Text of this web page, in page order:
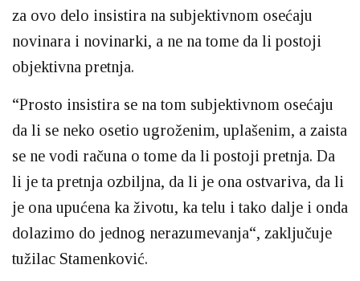
za ovo delo insistira na subjektivnom osećaju
novinara i novinarki, a ne na tome da li postoji
objektivna pretnja.
“Prosto insistira se na tom subjektivnom osećaju
da li se neko osetio ugroženim, uplašenim, a zaista
se ne vodi računa o tome da li postoji pretnja. Da
li je ta pretnja ozbiljna, da li je ona ostvariva, da li
je ona upućena ka životu, ka telu i tako dalje i onda
dolazimo do jednog nerazumevanja“, zaključuje
tužilac Stamenković.